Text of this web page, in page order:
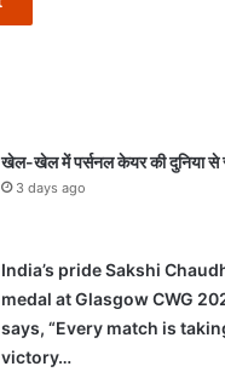
खेल-खेल में पर्सनल केयर की दुनिया से
3 days ago
India’s pride Sakshi
medal at Glasgow CWG
says, “Every match is
victory…